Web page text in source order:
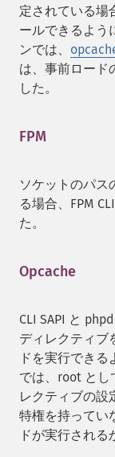
定されている場
ールできるよう
ンでは、
は、事前ロード
した。
FPM
ソケットのパス
る場合、FPM
た。
Opcache
CLI SAPI と
ディレクティブ
ドを実行できる
では、root とし
レクティブの設
特権を持ってい
ドが実行される